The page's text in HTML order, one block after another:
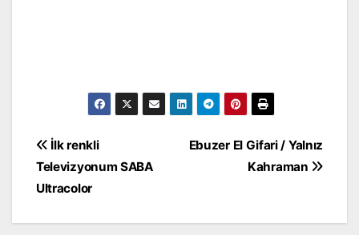
Yazı
gezinmesi
Ebuzer El Gifari / Yalnız
Kahraman
İlk renkli
Televizyonum SABA
Ultracolor